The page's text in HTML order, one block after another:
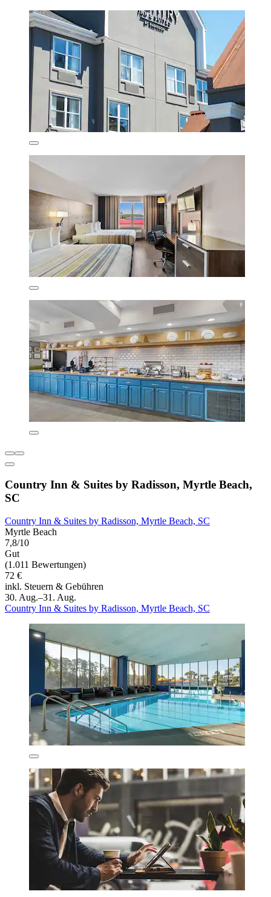
Country Inn & Suites by Radisson, Myrtle Beach,
SC
Country Inn & Suites by Radisson, Myrtle Beach, SC
Myrtle Beach
7,8/10
Gut
(1.011 Bewertungen)
72 €
inkl. Steuern & Gebühren
30. Aug.–31. Aug.
Country Inn & Suites by Radisson, Myrtle Beach, SC